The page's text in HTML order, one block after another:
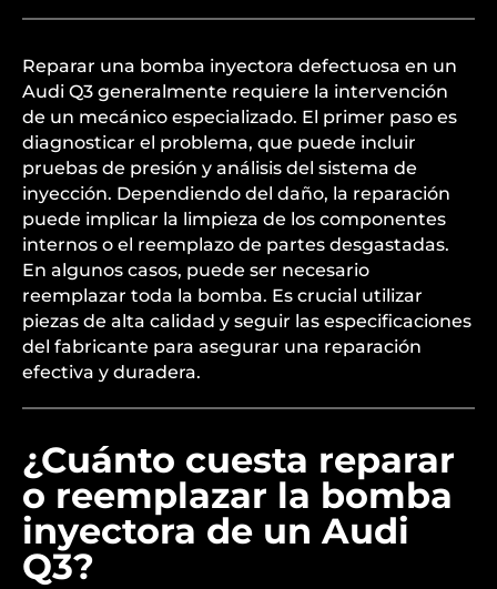
Reparar una bomba inyectora defectuosa en un
Audi Q3 generalmente requiere la intervención
de un mecánico especializado. El primer paso es
diagnosticar el problema, que puede incluir
pruebas de presión y análisis del sistema de
inyección. Dependiendo del daño, la reparación
puede implicar la limpieza de los componentes
internos o el reemplazo de partes desgastadas.
En algunos casos, puede ser necesario
reemplazar toda la bomba. Es crucial utilizar
piezas de alta calidad y seguir las especificaciones
del fabricante para asegurar una reparación
efectiva y duradera.
¿Cuánto cuesta reparar
o reemplazar la bomba
inyectora de un Audi
Q3?